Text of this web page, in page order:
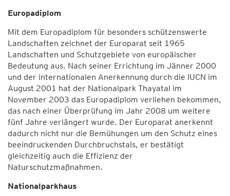
Europadiplom
Mit dem Europadiplom für besonders schützenswerte
Landschaften zeichnet der Europarat seit 1965
Landschaften und Schutzgebiete von europäischer
Bedeutung aus. Nach seiner Errichtung im Jänner 2000
und der internationalen Anerkennung durch die IUCN im
August 2001 hat der Nationalpark Thayatal im
November 2003 das Europadiplom verliehen bekommen,
das nach einer Überprüfung im Jahr 2008 um weitere
fünf Jahre verlängert wurde. Der Europarat anerkennt
dadurch nicht nur die Bemühungen um den Schutz eines
beeindruckenden Durchbruchstals, er bestätigt
gleichzeitig auch die Effizienz der
Naturschutzmaßnahmen.
Nationalparkhaus